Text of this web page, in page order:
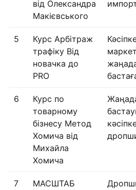
від Олександра
Макієвського
5
Курс Арбітраж
трафіку Від
новачка до
PRO
6
Курс по
товарному
бізнесу Метод
Хомича від
Михайла
Хомича
7
МАСШТАБ